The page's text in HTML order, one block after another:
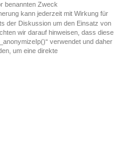
benannten Zweck
kann jederzeit mit Wirkung für
der Diskussion um den Einsatz von
wir darauf hinweisen, dass diese
verwendet und daher
um eine direkte